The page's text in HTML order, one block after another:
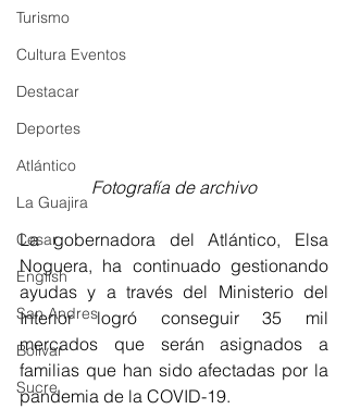
Turismo
Cultura Eventos
Destacar
Deportes
Atlántico
La Guajira
Cesar
English
San Andres
Bolívar
Sucre
Fotografía de archivo
La gobernadora del Atlántico, Elsa
Noguera, ha continuado gestionando
ayudas y a través del Ministerio del
Interior logró conseguir 35 mil
mercados que serán asignados a
familias que han sido afectadas por la
pandemia de la COVID-19.